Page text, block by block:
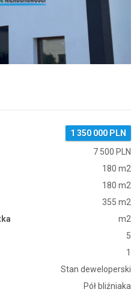
1 350 000 PLN
7 500 PLN
180 m2
180 m2
355 m2
m2
5
1
Stan deweloperski
Pół bliźniaka